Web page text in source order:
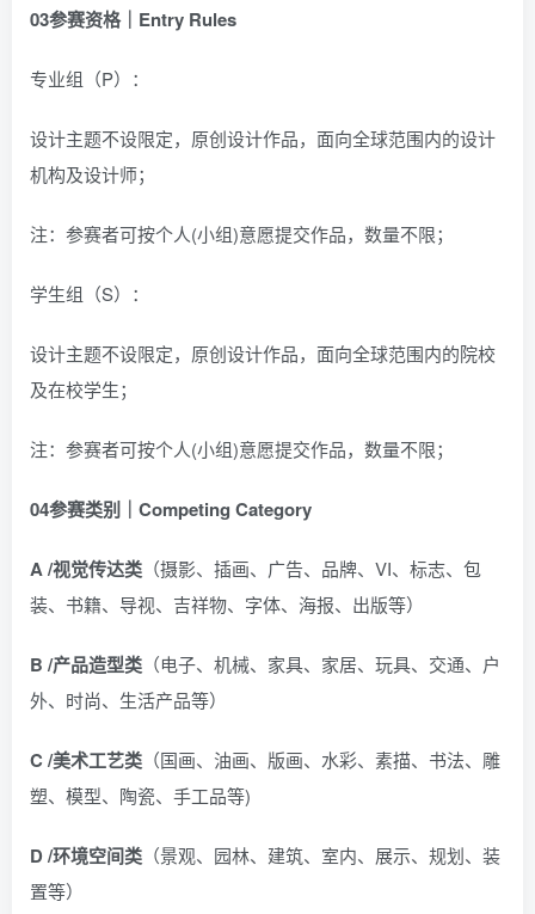
03参赛资格｜Entry Rules
专业组（P）：
设计主题不设限定，原创设计作品，面向全球范围内的设计
机构及设计师；
注：参赛者可按个人(小组)意愿提交作品，数量不限；
学生组（S）：
设计主题不设限定，原创设计作品，面向全球范围内的院校
及在校学生；
注：参赛者可按个人(小组)意愿提交作品，数量不限；
04参赛类别｜Competing Category
A/视觉传达类 （摄影、插画、广告、品牌、VI、标志、包
装、书籍、导视、吉祥物、字体、海报、出版等）
B /产品造型类 （电子、机械、家具、家居、玩具、交通、户
外、时尚、生活产品等）
C /美术工艺类 （国画、油画、版画、水彩、素描、书法、雕
塑、模型、陶瓷、手工品等)
D/环境空间类 （景观、园林、建筑、室内、展示、规划、装
置等）